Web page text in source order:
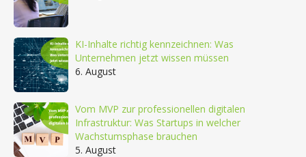
KI-Inhalte richtig kennzeichnen: Was
Unternehmen jetzt wissen müssen
6. August
Vom MVP zur professionellen digitalen
Infrastruktur: Was Startups in welcher
Wachstumsphase brauchen
5. August